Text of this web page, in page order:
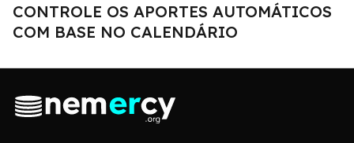
CONTROLE OS APORTES AUTOMÁTICOS
COM BASE NO CALENDÁRIO